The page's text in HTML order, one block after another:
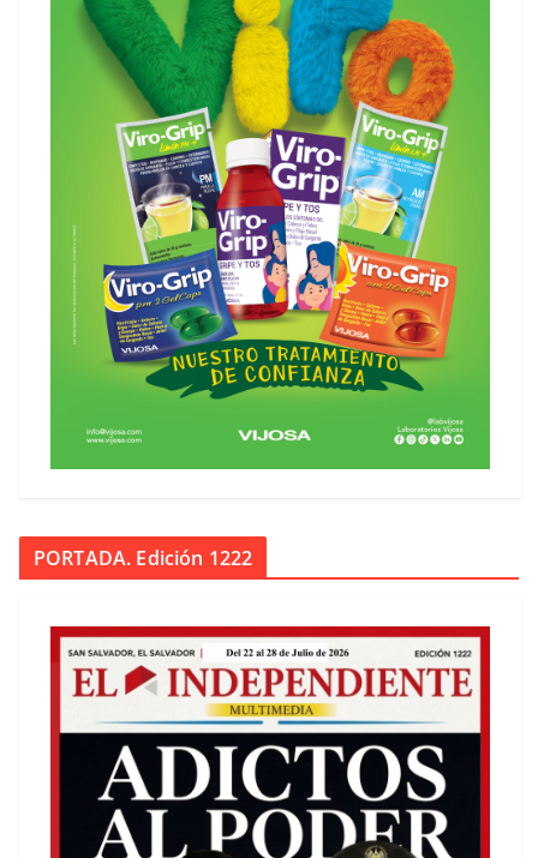
PORTADA. Edición 1222